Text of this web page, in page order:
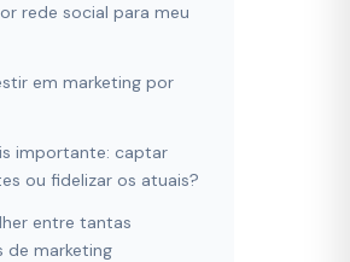
rede social para meu
em marketing por
importante: captar
ou fidelizar os atuais?
entre tantas
de marketing